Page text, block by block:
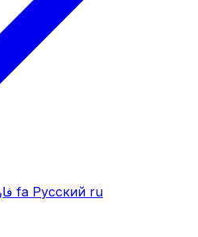
fa Русский ru